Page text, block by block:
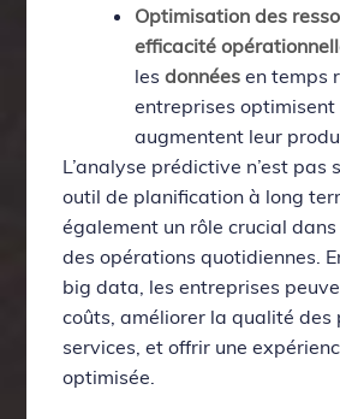
Optimisation des
efficacité
lesdonnées en temps
entreprises
augmentent leur
L’analyse prédictive n’est pas
outil de planification à long
également un rôle crucial
des opérations quotidiennes.
big data, les entreprises
coûts, améliorer la qualité des
services, et offrir une
optimisée.